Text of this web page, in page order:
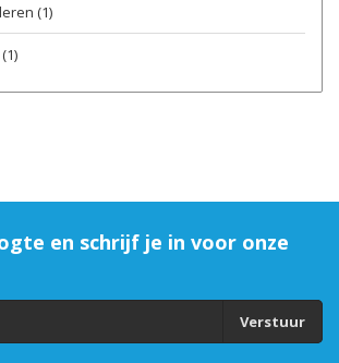
(1)
(1)
en schrijf je in voor onze
Verstuur